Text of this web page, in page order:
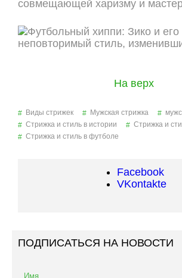
совмещающей харизму и
На верх
Виды стрижек Мужская стрижка
Стрижка и стиль в истории
Стрижка и
Стрижка и стиль в футболе
Facebook
VKontakte
ПОДПИСАТЬСЯ НА НОВОСТИ